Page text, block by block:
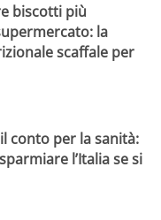
biscotti più
la
scaffale per
conto per la sanità:
l’Italia se si